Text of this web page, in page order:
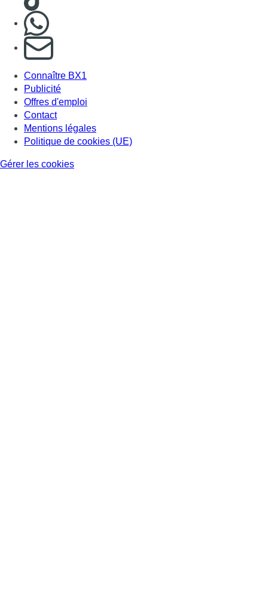
S'abonner à notre newsletter
Connaître BX1
Publicité
Offres d'emploi
Contact
Mentions légales
Politique de cookies (UE)
Gérer les cookies